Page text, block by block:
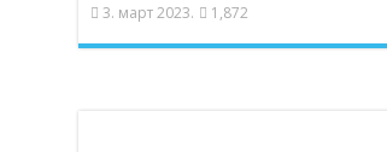
3. март 2023. 1,872